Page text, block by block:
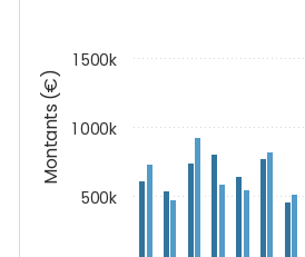
Montants (€)
500k
1 000k
1 500k